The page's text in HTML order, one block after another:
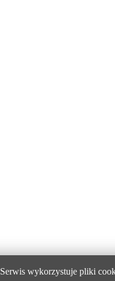
Serwis wykorzystuje pliki